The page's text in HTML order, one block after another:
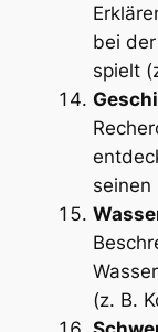
bei
spielt
seinen
(z. B.